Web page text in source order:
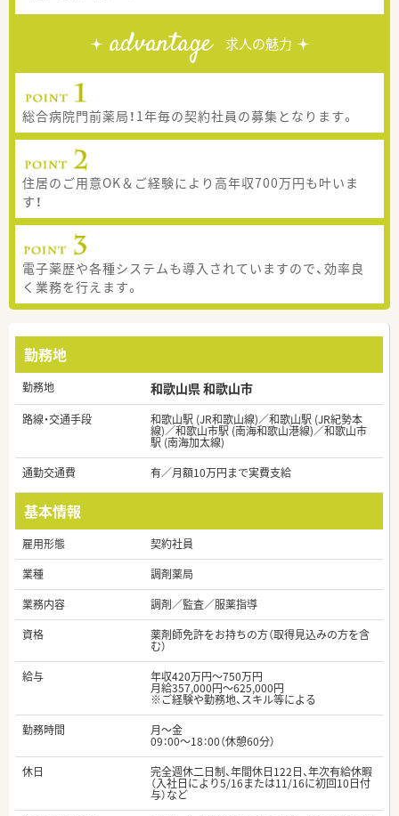
advantage 求人の魅力
総合病院門前薬局！1年毎の契約社員の募集となります。
住居のご用意OK＆ご経験により高年収700万円も叶いま
す！
電子薬歴や各種システムも導入されていますので、効率良
く業務を行えます。
勤務地
勤務地 和歌山県 和歌山市
路線・交通手段 和歌山駅 (JR和歌山線)／和歌山駅 (JR紀勢本
線)／和歌山市駅 (南海和歌山港線)／和歌山市
駅 (南海加太線)
通勤交通費
有／月額10万円まで実費支給
基本情報
雇用形態
契約社員
業種
調剤薬局
業務内容
調剤／監査／服薬指導
資格
薬剤師免許をお持ちの方（取得見込みの方を含
む）
給与
年収420万円～750万円
月給357,000円～625,000円
※ご経験や勤務地、スキル等による
勤務時間
月～金
09：00～18：00（休憩60分）
休日
完全週休二日制、年間休日122日、年次有給休暇
（入社日により5/16または11/16に初回10日付
与）など